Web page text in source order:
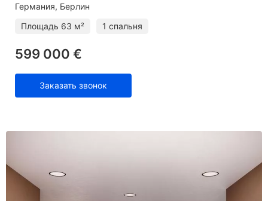
Германия, Берлин
Площадь 63 м² 1 спальня
599 000 €
Заказать звонок